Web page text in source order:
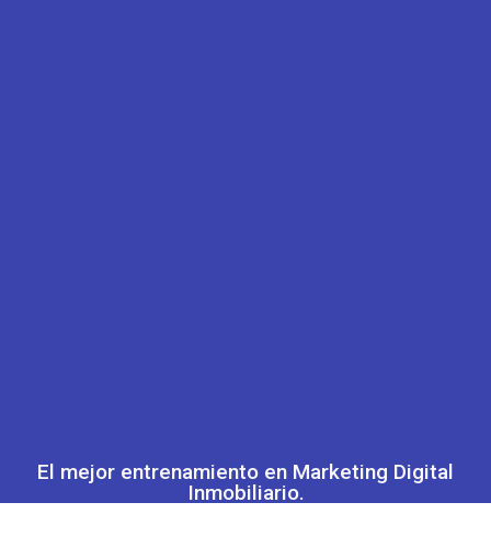
El mejor entrenamiento en Marketing Digital
Inmobiliario.